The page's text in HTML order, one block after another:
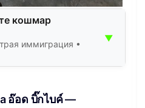
кошмар
иммиграция •
▼
อ๊อด​ บิ๊กไบค์​ —